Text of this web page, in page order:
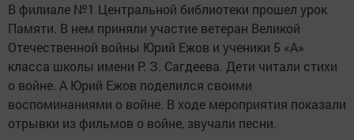
В филиале №1 Центральной библиотеки прошел урок
Памяти. В нем приняли участие ветеран Великой
Отечественной войны Юрий Ежов и ученики 5 «А»
класса школы имени Р. З. Сагдеева. Дети читали стихи
о войне. А Юрий Ежов поделился своими
воспоминаниями о войне. В ходе мероприятия показали
отрывки из фильмов о войне, звучали песни.